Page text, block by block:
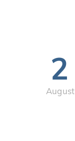
2
August